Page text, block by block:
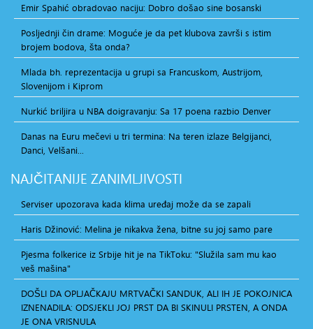
Emir Spahić obradovao naciju: Dobro došao sine bosanski
Posljednji čin drame: Moguće je da pet klubova završi s istim
brojem bodova, šta onda?
Mlada bh. reprezentacija u grupi sa Francuskom, Austrijom,
Slovenijom i Kiprom
Nurkić briljira u NBA doigravanju: Sa 17 poena razbio Denver
Danas na Euru mečevi u tri termina: Na teren izlaze Belgijanci,
Danci, Velšani...
NAJČITANIJE ZANIMLJIVOSTI
Serviser upozorava kada klima uređaj može da se zapali
Haris Džinović: Melina je nikakva žena, bitne su joj samo pare
Pjesma folkerice iz Srbije hit je na TikToku: "Služila sam mu kao
veš mašina"
DOŠLI DA OPLJAČKAJU MRTVAČKI SANDUK, ALI IH JE POKOJNICA
IZNENADILA: ODSJEKLI JOJ PRST DA BI SKINULI PRSTEN, A ONDA
JE ONA VRISNULA